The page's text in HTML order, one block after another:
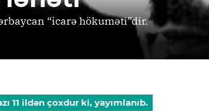
“icarə hökuməti”dir.
11 ildən çoxdur ki, yayımlanıb.